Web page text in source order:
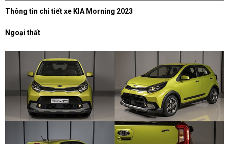
Thông tin chi tiết xe KIA Morning 2023
Ngoại thất